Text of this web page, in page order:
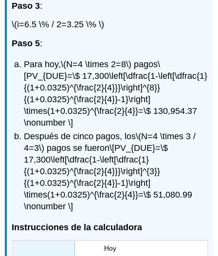
Paso 3:
\(i=6.5 \% / 2=3.25 \% \)
Paso 5:
Para hoy,\(N=4 \times 2=8\) pagos\
[PV_{DUE}=\$ 17,300\left[\dfrac{1-\left[\dfrac{1}
{(1+0.0325)^{\frac{2}{4}}}\right]^{8}}
{(1+0.0325)^{\frac{2}{4}}-1}\right]
\times(1+0.0325)^{\frac{2}{4}}=\$ 130,954.37
\nonumber \]
Después de cinco pagos, los\(N=4 \times 3 /
4=3\) pagos se fueron\[PV_{DUE}=\$
17,300\left[\dfrac{1-\left[\dfrac{1}
{(1+0.0325)^{\frac{2}{4}}}\right]^{3}}
{(1+0.0325)^{\frac{2}{4}}-1}\right]
\times(1+0.0325)^{\frac{2}{4}}=\$ 51,080.99
\nonumber \]
Instrucciones de la calculadora
Hoy